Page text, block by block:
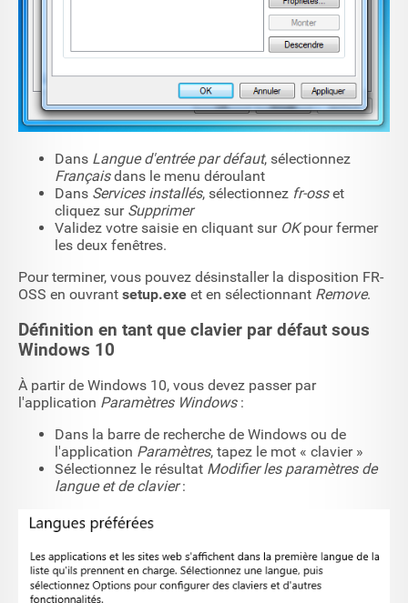
Dans Langue d'entrée par défaut, sélectionnez
Françaisdans le menu déroulant
Dans Services installés, sélectionnez fr-osset
cliquez sur Supprimer
Validez votre saisie en cliquant sur OKpour fermer
les deux fenêtres.
Pour terminer, vous pouvez désinstaller la disposition FR-
OSS en ouvrant setup.exe et en sélectionnant Remove.
Définition en tant que clavier par défaut sous
Windows 10
À partir de Windows 10, vous devez passer par
l'application Paramètres Windows:
Dans la barre de recherche de Windows ou de
l'application Paramètres, tapez le mot « clavier »
Sélectionnez le résultat Modifier les paramètres de
langue et de clavier: